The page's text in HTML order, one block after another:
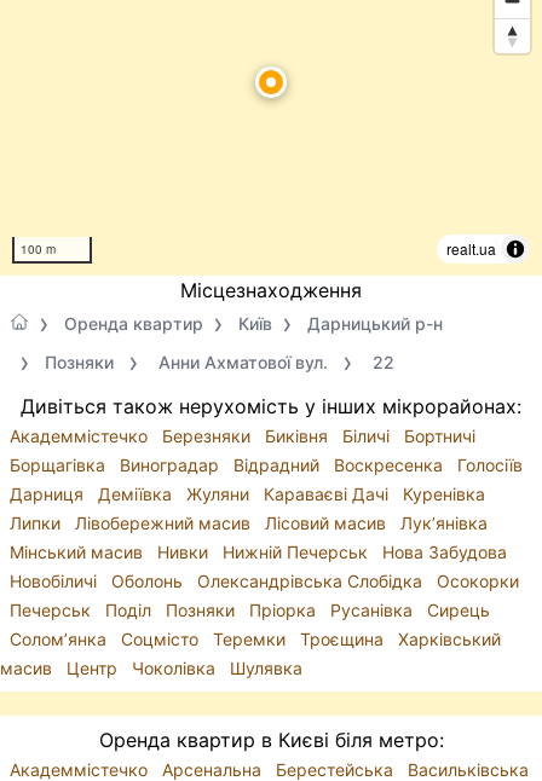
100 m realt.ua
Місцезнаходження
Оренда квартир Київ
Дарницький р-н
Позняки
Анни Ахматової вул. 22
Дивіться також нерухомість у інших мікрорайонах:
Академмістечко Березняки Биківня Біличі
Бортничі
Борщагівка
Виноградар Відрадний Воскресенка
Голосіїв
Дарниця
Деміївка Жуляни Караваєві Дачі
Куренівка
Липки
Лівобережний масив Лісовий масив
Лук’янівка
Мінський масив
Нивки Нижній Печерськ
Нова Забудова
Новобіличі
Оболонь Олександрівська Слобідка
Осокорки
Печерськ
Поділ Позняки Пріорка Русанівка
Сирець
Солом’янка
Соцмісто Теремки Троєщина
Харківський
масив
Центр Чоколівка Шулявка
Оренда квартир в Києві біля метро:
Академмістечко Арсенальна Берестейська
Васильківська